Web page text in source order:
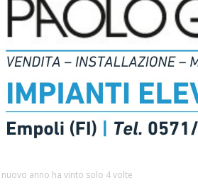
anno ha vinto solo 4 volte